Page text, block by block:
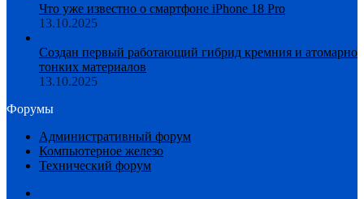
Что уже известно о смартфоне iPhone 18 Pro
13.10.2025
Создан первый работающий гибрид кремния и атомарно
тонких материалов
13.10.2025
Форумы
Административный форум
Компьютерное железо
Технический форум